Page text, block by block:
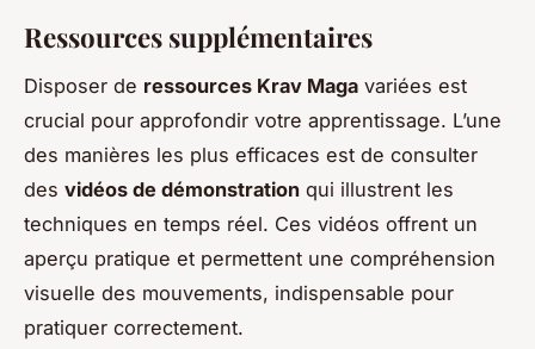
Ressources supplémentaires
Disposer de ressources Krav Maga variées est
crucial pour approfondir votre apprentissage. L’une
des manières les plus efficaces est de consulter
des vidéos de démonstration qui illustrent les
techniques en temps réel. Ces vidéos offrent un
aperçu pratique et permettent une compréhension
visuelle des mouvements, indispensable pour
pratiquer correctement.